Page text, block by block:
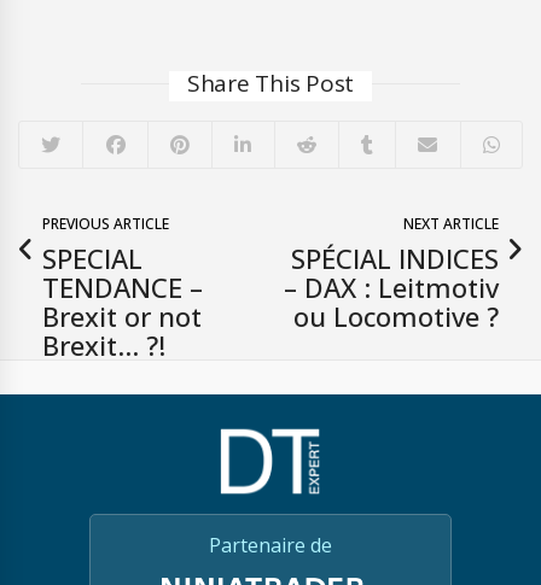
Share This Post
PREVIOUS ARTICLE
SPECIAL
TENDANCE –
Brexit or not
Brexit… ?!
NEXT ARTICLE
SPÉCIAL INDICES
– DAX : Leitmotiv
ou Locomotive ?
Partenaire de